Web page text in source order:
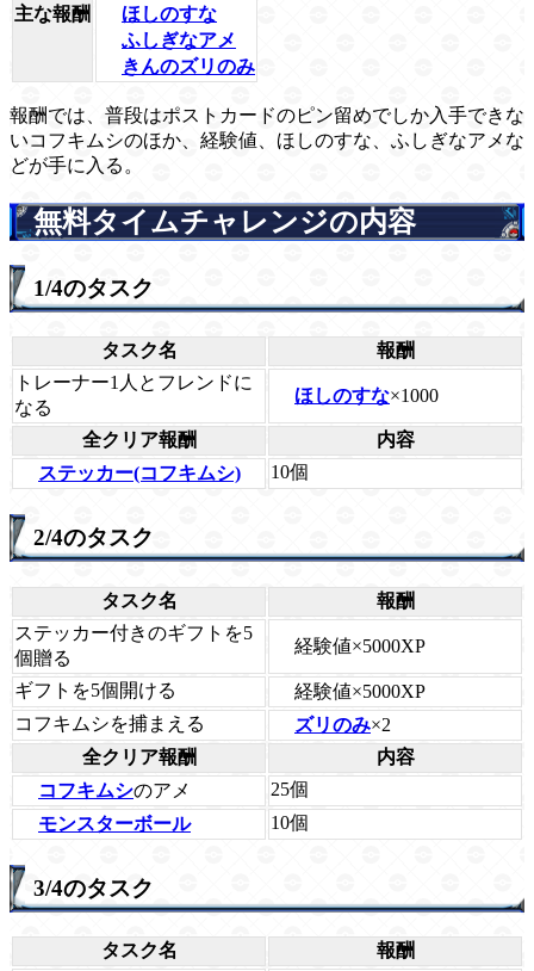
主な報酬
ほしのすな
ふしぎなアメ
きんのズリのみ
報酬では、普段はポストカードのピン留めでしか入手できな
いコフキムシのほか、経験値、ほしのすな、ふしぎなアメな
どが手に入る。
無料タイムチャレンジの内容
1/4のタスク
タスク名
報酬
トレーナー1人とフレンドに
なる
ほしのすな×1000
全クリア報酬
内容
ステッカー(コフキムシ)
10個
2/4のタスク
タスク名
報酬
ステッカー付きのギフトを5
個贈る
経験値×5000XP
ギフトを5個開ける
経験値×5000XP
コフキムシを捕まえる
ズリのみ×2
全クリア報酬
内容
コフキムシのアメ
25個
モンスターボール
10個
3/4のタスク
タスク名
報酬